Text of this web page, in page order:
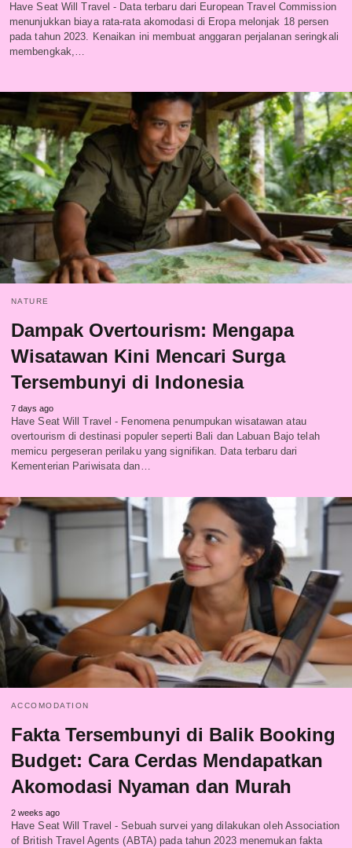
Have Seat Will Travel - Data terbaru dari European Travel Commission
menunjukkan biaya rata-rata akomodasi di Eropa melonjak 18 persen
pada tahun 2023. Kenaikan ini membuat anggaran perjalanan seringkali
membengkak,…
NATURE
Dampak Overtourism: Mengapa
Wisatawan Kini Mencari Surga
Tersembunyi di Indonesia
7 days ago
Have Seat Will Travel - Fenomena penumpukan wisatawan atau
overtourism di destinasi populer seperti Bali dan Labuan Bajo telah
memicu pergeseran perilaku yang signifikan. Data terbaru dari
Kementerian Pariwisata dan…
ACCOMODATION
Fakta Tersembunyi di Balik Booking
Budget: Cara Cerdas Mendapatkan
Akomodasi Nyaman dan Murah
2 weeks ago
Have Seat Will Travel - Sebuah survei yang dilakukan oleh Association
of British Travel Agents (ABTA) pada tahun 2023 menemukan fakta